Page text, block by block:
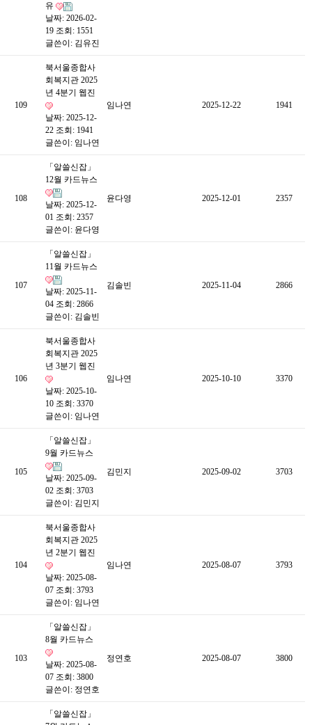
유
날짜: 2026-02-
19 조회: 1551
글쓴이: 김유진
109
북서울종합사
회복지관 2025
년 4분기 웹진
날짜: 2025-12-
22 조회: 1941
글쓴이: 임나연
임나연 2025-12-22 1941
108
「알쓸신잡」
12월 카드뉴스
날짜: 2025-12-
01 조회: 2357
글쓴이: 윤다영
윤다영 2025-12-01 2357
107
「알쓸신잡」
11월 카드뉴스
날짜: 2025-11-
04 조회: 2866
글쓴이: 김솔빈
김솔빈 2025-11-04 2866
106
북서울종합사
회복지관 2025
년 3분기 웹진
날짜: 2025-10-
10 조회: 3370
글쓴이: 임나연
임나연 2025-10-10 3370
105
「알쓸신잡」
9월 카드뉴스
날짜: 2025-09-
02 조회: 3703
글쓴이: 김민지
김민지 2025-09-02 3703
104
북서울종합사
회복지관 2025
년 2분기 웹진
날짜: 2025-08-
07 조회: 3793
글쓴이: 임나연
임나연 2025-08-07 3793
103
「알쓸신잡」
8월 카드뉴스
날짜: 2025-08-
07 조회: 3800
글쓴이: 정연호
정연호 2025-08-07 3800
「알쓸신잡」